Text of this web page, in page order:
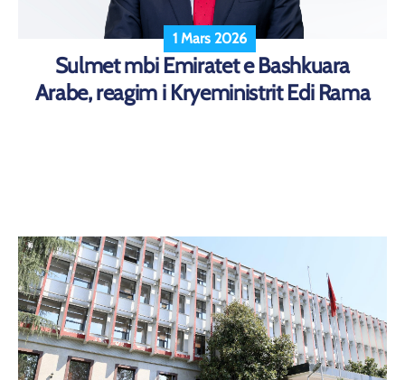
1 Mars 2026
Sulmet mbi Emiratet e Bashkuara
Arabe, reagim i Kryeministrit Edi Rama